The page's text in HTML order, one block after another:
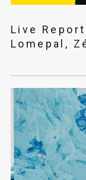
Live
Lomepal,